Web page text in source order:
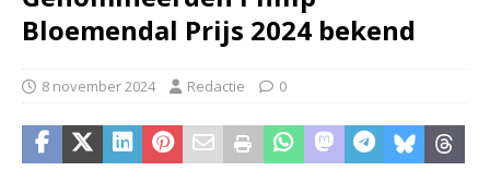
Bloemendal Prijs 2024 bekend
8 november 2024 Redactie 0